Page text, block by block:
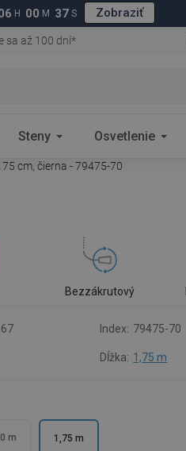
H 00 M 36 S Zobraziť
sa až 100 dní*
Steny Osvetlenie
cm, čierna - 79475-70
Bezzákrutový
Index: 79475-70
Dĺžka: 1,75 m
m 1,75 m